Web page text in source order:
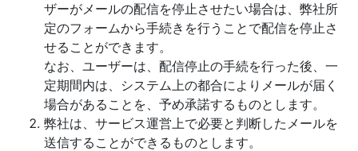
ザーがメールの配信を停止させたい場合は、弊社所
定のフォームから手続きを行うことで配信を停止さ
せることができます。
なお、ユーザーは、配信停止の手続を行った後、一
定期間内は、システム上の都合によりメールが届く
場合があることを、予め承諾するものとします。
弊社は、サービス運営上で必要と判断したメールを
送信することができるものとします。